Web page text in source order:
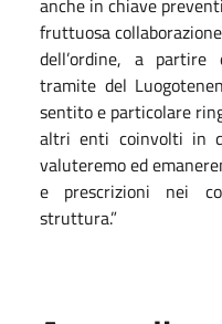
fruttuosa
dell’ordine, a partire
tramite del
sentito e particolare
altri enti coinvolti in
valuteremo ed
e prescrizioni nei
struttura.”